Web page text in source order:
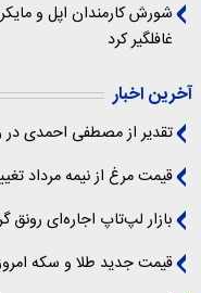
شورش کارمندان اپل و
غافلگیر کرد
آخرین اخبار
تقدیر از مصطفی احمدی در
قیمت مرغ از نیمه مرداد
بازار لپ‌تاپ اجاره‌ای
قیمت جدید طلا و سکه امروز ۱۵ مردادماه